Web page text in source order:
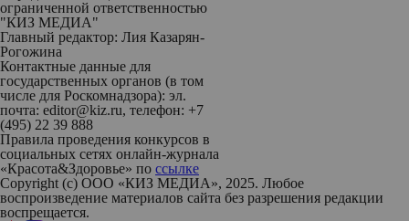
ограниченной ответственностью
"КИЗ МЕДИА"
Главный редактор: Лия Казарян-
Рогожина
Контактные данные для
государственных органов (в том
числе для Роскомнадзора): эл.
почта: editor@kiz.ru, телефон: +7
(495) 22 39 888
Правила проведения конкурсов в
социальных сетях онлайн-журнала
«Красота&Здоровье» по ссылке
Copyright (с) ООО «КИЗ МЕДИА», 2025. Любое
воспроизведение материалов сайта без разрешения редакции
воспрещается.